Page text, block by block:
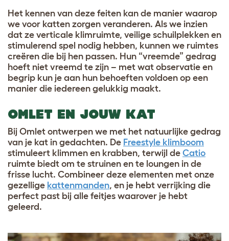
Het kennen van deze feiten kan de manier waarop
we voor katten zorgen veranderen. Als we inzien
dat ze verticale klimruimte, veilige schuilplekken en
stimulerend spel nodig hebben, kunnen we ruimtes
creëren die bij hen passen. Hun “vreemde” gedrag
hoeft niet vreemd te zijn – met wat observatie en
begrip kun je aan hun behoeften voldoen op een
manier die iedereen gelukkig maakt.
OMLET EN JOUW KAT
Bij Omlet ontwerpen we met het natuurlijke gedrag
van je kat in gedachten. De Freestyle klimboom
stimuleert klimmen en krabben, terwijl de Catio
ruimte biedt om te struinen en te loungen in de
frisse lucht. Combineer deze elementen met onze
gezellige kattenmanden, en je hebt verrijking die
perfect past bij alle feitjes waarover je hebt
geleerd.